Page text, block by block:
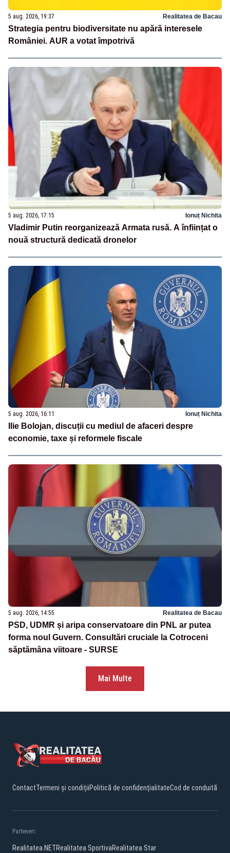
5 aug. 2026, 19:37 Realitatea de Bacau
Strategia pentru biodiversitate nu apără interesele
României. AUR a votat împotrivă
5 aug. 2026, 17:15 Ionuț Nichita
Vladimir Putin reorganizează Armata rusă. A înființat o
nouă structură dedicată dronelor
5 aug. 2026, 16:11 Ionuț Nichita
Ilie Bolojan, discuții cu mediul de afaceri despre
economie, taxe și reformele fiscale
5 aug. 2026, 14:55 Realitatea de Bacau
PSD, UDMR și aripa conservatoare din PNL ar putea
forma noul Guvern. Consultări cruciale la Cotroceni
săptămâna viitoare - SURSE
Mai Multe
ContactTermeni și condițiiPolitică de confidențialitateCod de conduită
Parteneri:
Realitatea.NETRealitatea SportivaRealitatea Star